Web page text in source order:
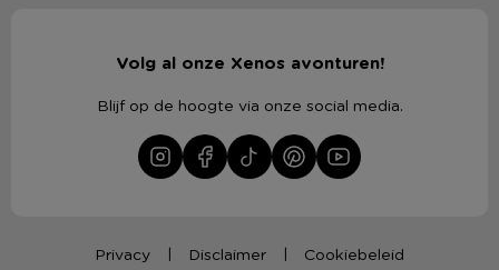
Volg al onze Xenos avonturen!
Blijf op de hoogte via onze social media.
Privacy Disclaimer Cookiebeleid